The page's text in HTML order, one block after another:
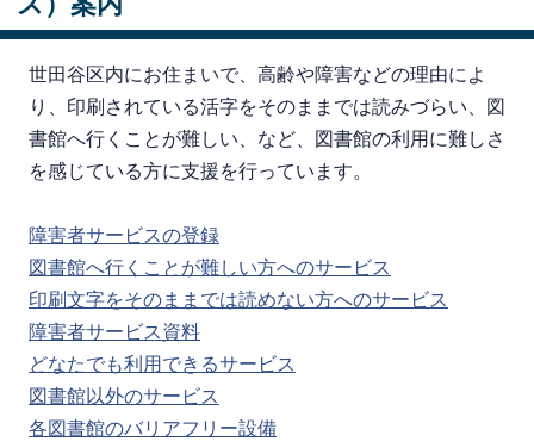
世田谷区内にお住まいで、高齢や障害などの理由によ
り、印刷されている活字をそのままでは読みづらい、図
書館へ行くことが難しい、など、図書館の利用に難しさ
を感じている方に支援を行っています。
障害者サービスの登録
図書館へ行くことが難しい方へのサービス
印刷文字をそのままでは読めない方へのサービス
障害者サービス資料
どなたでも利用できるサービス
図書館以外のサービス
各図書館のバリアフリー設備